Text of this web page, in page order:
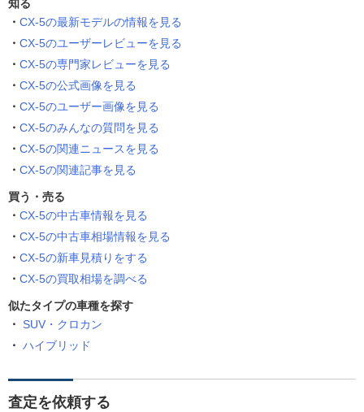
知る
CX-5の最新モデルの情報を見る
CX-5のユーザーレビューを見る
CX-5の専門家レビューを見る
CX-5の公式画像を見る
CX-5のユーザー画像を見る
CX-5のみんなの質問を見る
CX-5の関連ニュースを見る
CX-5の関連記事を見る
買う・売る
CX-5の中古車情報を見る
CX-5の中古車相場情報を見る
CX-5の新車見積りをする
CX-5の買取相場を調べる
似たタイプの車種を探す
SUV・クロカン
ハイブリッド
査定を依頼する